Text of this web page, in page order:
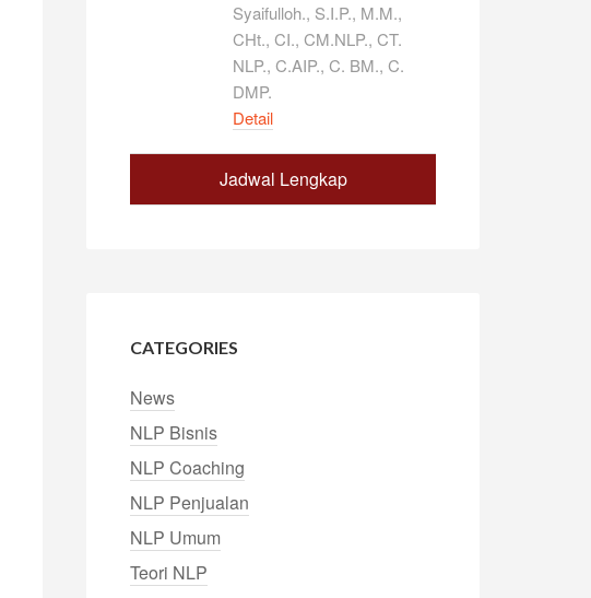
Syaifulloh., S.I.P., M.M.,
CHt., CI., CM.NLP., CT.
NLP., C.AIP., C. BM., C.
DMP.
Detail
Jadwal Lengkap
CATEGORIES
News
NLP Bisnis
NLP Coaching
NLP Penjualan
NLP Umum
Teori NLP